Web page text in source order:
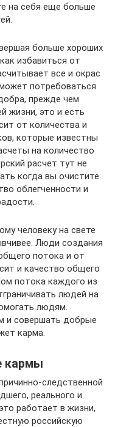
на себя еще больше
больше хороших
избавиться от
все и окрас
потребоваться
прежде чем
жизни, это и есть
от количества и
которые известны
на количество
расчет тут не
когда вы очистите
облегченности и
человеку на свете
Люди создания
потока и от
и качество общего
потока каждого из
людей на
людям.
и совершать добрые
карма.
кармы
следственной
реального и
работает в жизни,
российскую